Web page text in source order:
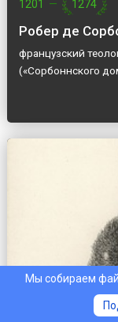
1201 — 1274
Робер де
французский
(«Сорбоннского
Мы собираем